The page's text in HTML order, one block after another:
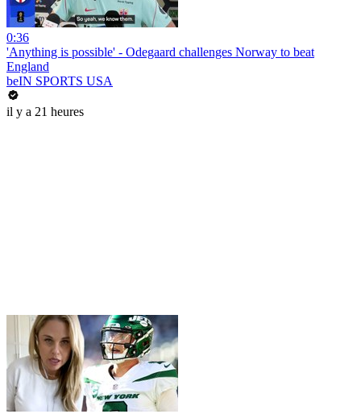
0:36
'Anything is possible' - Odegaard challenges Norway to beat
England
beIN SPORTS USA
il y a 21 heures